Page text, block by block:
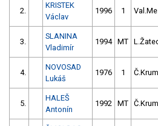
2.
KRISTEK
Václav
1996 1
3.
SLANINA
Vladimír
1994 MT
4.
NOVOSAD
Lukáš
1976 1
5.
HALEŠ
Antonín
1992 MT